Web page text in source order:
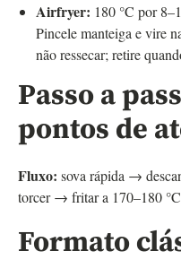
Airfryer: 180 °C por
Pincele manteiga e vire
não ressecar; retire
Passo a
pontos de
Fluxo: sova rápida →
torcer → fritar a 170–180
Formato